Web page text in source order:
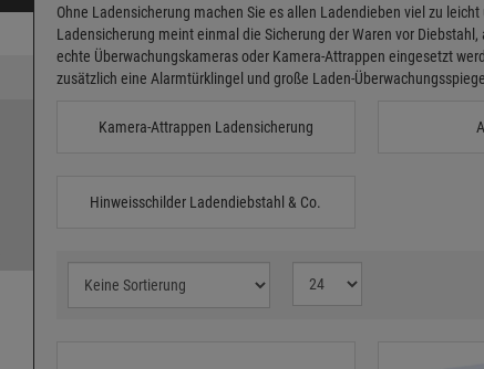
Ohne Ladensicherung machen Sie es allen Ladendieben viel zu
Ladensicherung meint einmal die Sicherung der Waren vor
echte Überwachungskameras oder Kamera-Attrappen eingesetzt
zusätzlich eine Alarmtürklingel und große Laden-
Kamera-Attrappen Ladensicherung
Hinweisschilder Ladendiebstahl & Co.